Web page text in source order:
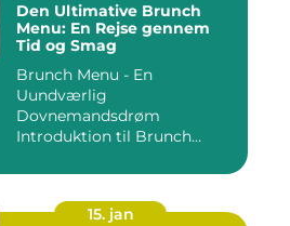
Den Ultimative Brunch
Menu: En Rejse gennem
Tid og Smag
Brunch Menu - En
Uundværlig
Dovnemandsdrøm
Introduktion til Brunch
15. jan